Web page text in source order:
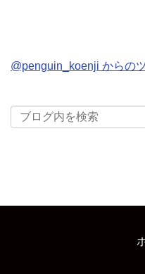
@penguin_koenji からの